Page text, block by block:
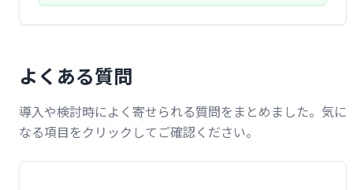
よくある質問
導入や検討時によく寄せられる質問をまとめました。気に
なる項目をクリックしてご確認ください。